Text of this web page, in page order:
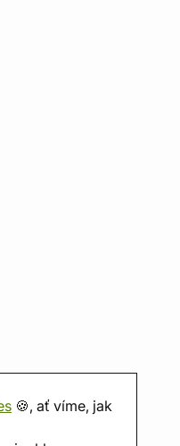
🍪, ať víme, jak